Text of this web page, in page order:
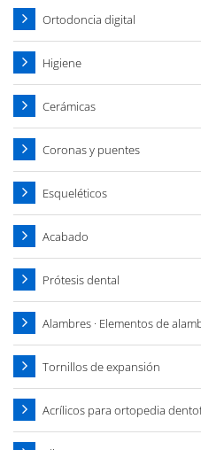
Ortodoncia digital
Higiene
Cerámicas
Coronas y puentes
Esqueléticos
Acabado
Prótesis dental
Alambres · Elementos de
Tornillos de expansión
Acrílicos para ortopedia